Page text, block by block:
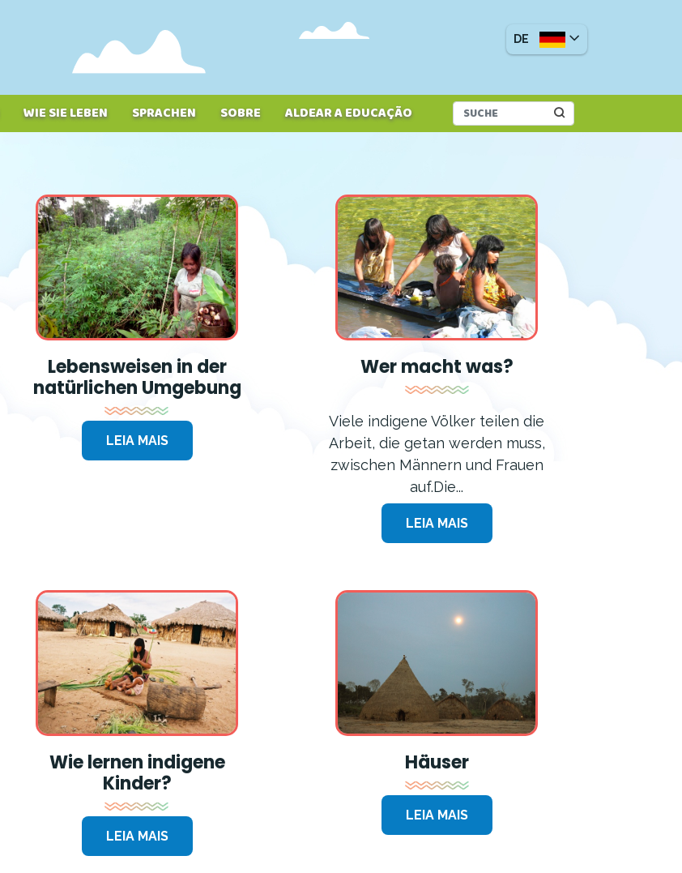
DE
WIE SIE LEBEN SPRACHEN SOBRE ALDEAR A EDUCAÇÃO
Lebensweisen in der
natürlichen Umgebung
LEIA MAIS
Wer macht was?
Viele indigene Völker teilen die
Arbeit, die getan werden muss,
zwischen Männern und Frauen
auf.Die...
LEIA MAIS
Wie lernen indigene
Kinder?
LEIA MAIS
Häuser
LEIA MAIS